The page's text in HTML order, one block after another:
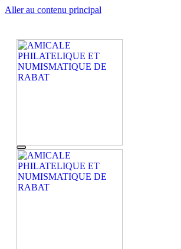
Aller au contenu principal
AMICALE PHILATELIQUE ET
RABAT
APNR